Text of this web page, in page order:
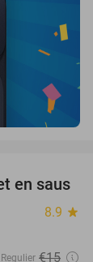
37%
en saus
8.9 star
Regulier €15